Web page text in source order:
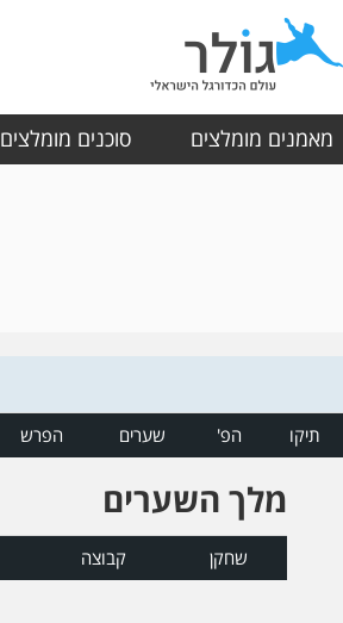
מאמנים מומלצים סוכנים מומלצים
תיקו הפ' שערים הפרש
מלך השערים
שחקן קבוצה